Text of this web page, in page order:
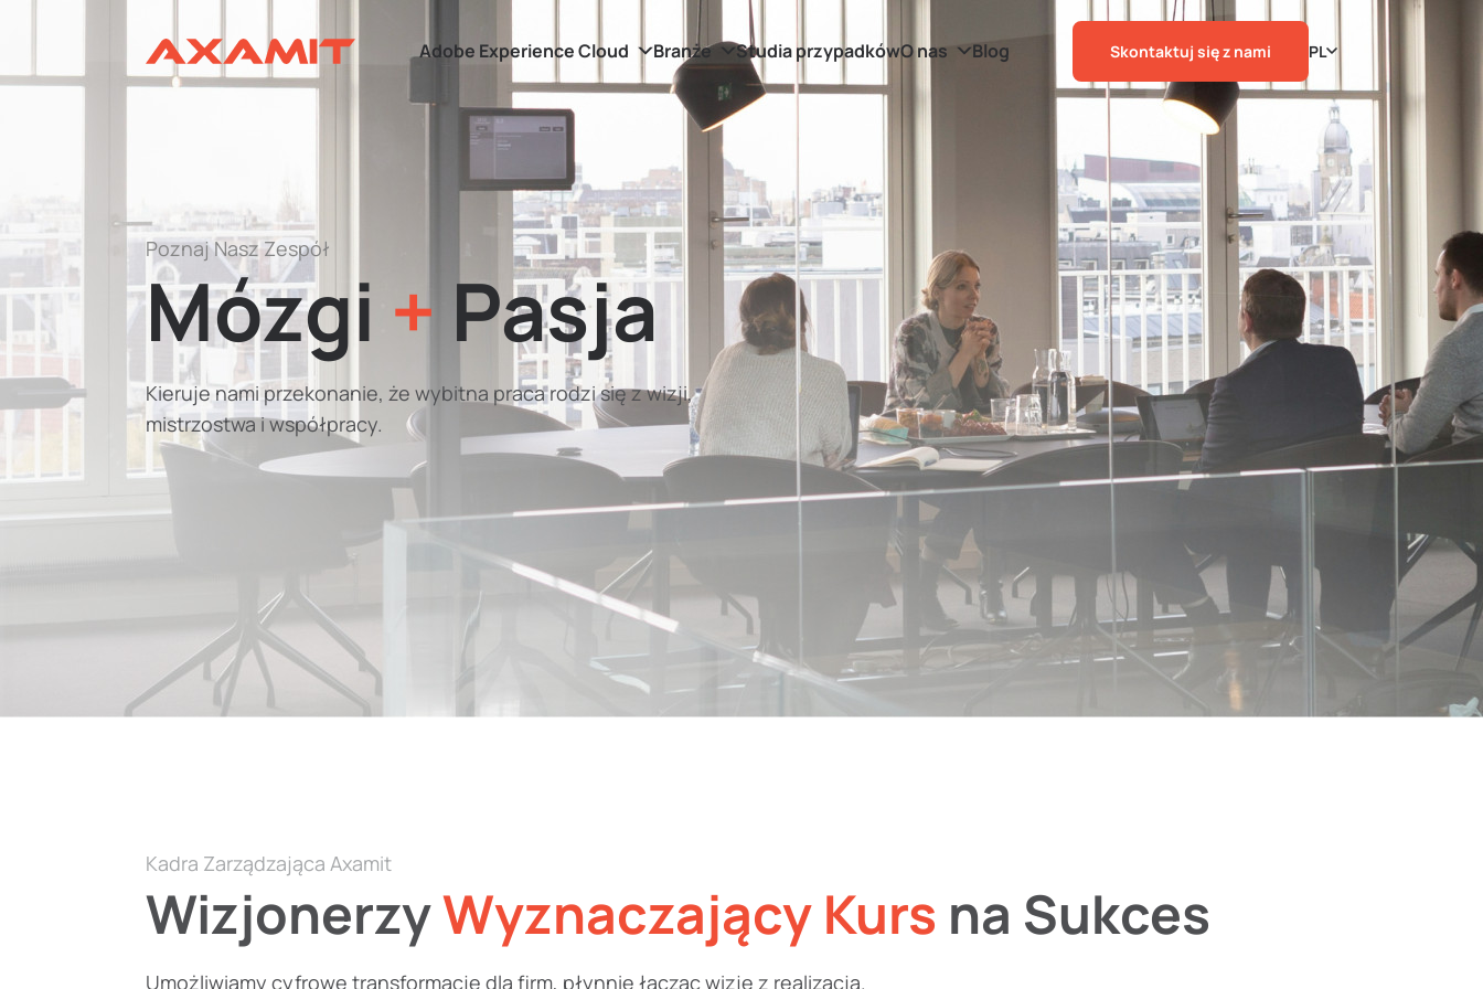
Adobe Experience Cloud Branże Studia przypadkówO nas Blog Skontaktuj się z nami PL
Poznaj Nasz Zespół
Mózgi + Pasja
Kieruje nami przekonanie, że wybitna praca rodzi się z wizji,
mistrzostwa i współpracy.
Kadra Zarządzająca Axamit
WizjonerzyWyznaczający Kurs na Sukces
Umożliwiamy cyfrowe transformacje dla firm, płynnie łącząc wizję z realizacją.